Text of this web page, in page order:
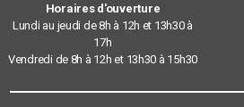
Horaires d'ouverture
Lundi au jeudi de 8h à 12h et 13h30 à
17h
Vendredi de 8h à 12h et 13h30 à 15h30